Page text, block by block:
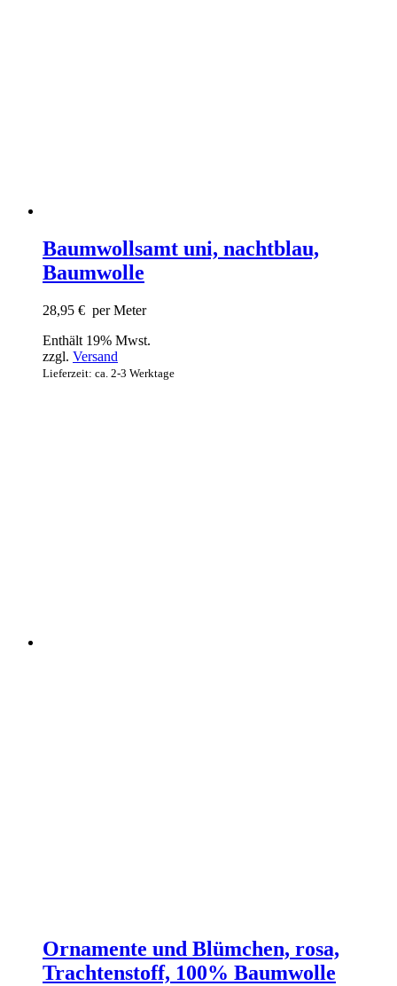
Baumwollsamt uni, nachtblau,
Baumwolle
28,95 € per Meter
Enthält 19% Mwst.
zzgl. Versand
Lieferzeit: ca. 2-3 Werktage
Ornamente und Blümchen, rosa,
Trachtenstoff, 100% Baumwolle